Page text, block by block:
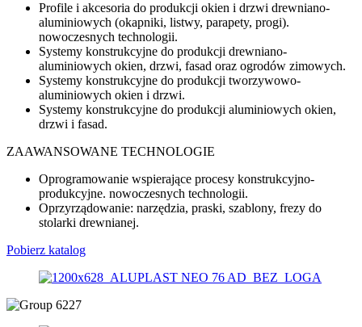
Profile i akcesoria do produkcji okien i drzwi drewniano-
aluminiowych (okapniki, listwy, parapety, progi).
nowoczesnych technologii.
Systemy konstrukcyjne do produkcji drewniano-
aluminiowych okien, drzwi, fasad oraz ogrodów zimowych.
Systemy konstrukcyjne do produkcji tworzywowo-
aluminiowych okien i drzwi.
Systemy konstrukcyjne do produkcji aluminiowych okien,
drzwi i fasad.
ZAAWANSOWANE TECHNOLOGIE
Oprogramowanie wspierające procesy konstrukcyjno-
produkcyjne. nowoczesnych technologii.
Oprzyrządowanie: narzędzia, praski, szablony, frezy do
stolarki drewnianej.
Pobierz katalog